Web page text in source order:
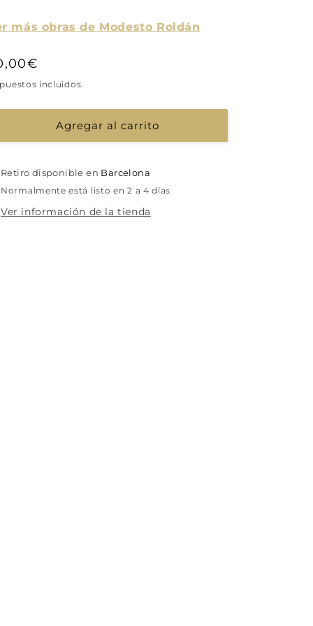
más obras de Modesto Roldán
incluidos.
Agregar al carrito
Retiro disponible en Barcelona
Normalmente está listo en 2 a 4 días
Ver información de la tienda